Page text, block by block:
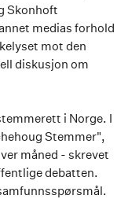
Skonhoft
medias forhold
mot den
diskusjon om
i Norge. I
Stemmer",
måned - skrevet
debatten.